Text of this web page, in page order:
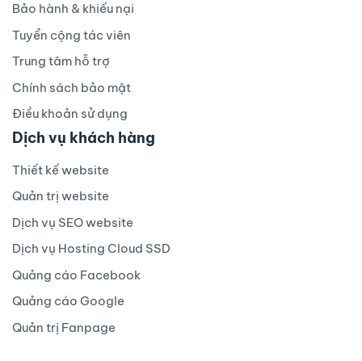
Bảo hành & khiếu nại
Tuyển cộng tác viên
Trung tâm hỗ trợ
Chính sách bảo mật
Điều khoản sử dụng
Dịch vụ khách hàng
Thiết kế website
Quản trị website
Dịch vụ SEO website
Dịch vụ Hosting Cloud SSD
Quảng cáo Facebook
Quảng cáo Google
Quản trị Fanpage